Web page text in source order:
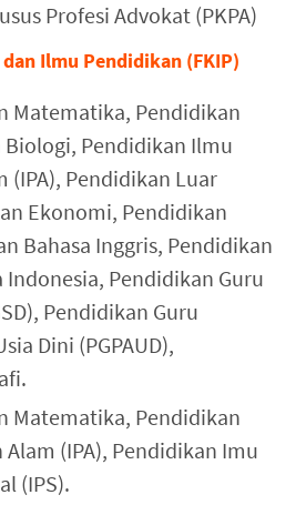
Profesi Advokat (PKPA)
Ilmu Pendidikan (FKIP)
Matematika, Pendidikan
Biologi, Pendidikan Ilmu
(IPA), Pendidikan Luar
Ekonomi, Pendidikan
Bahasa Inggris, Pendidikan
Indonesia, Pendidikan Guru
Pendidikan Guru
Dini (PGPAUD),
Matematika, Pendidikan
(IPA), Pendidikan Imu
(IPS).